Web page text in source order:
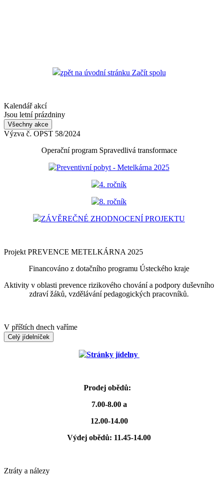
zpět na úvodní stránku Začít spolu
Kalendář akcí
Jsou letní prázdniny
Všechny akce
Výzva č. OPST 58/2024
Operační program Spravedlivá transformace
Preventivní pobyt - Metelkárna 2025
4. ročník
8. ročník
ZÁVĚREČNÉ ZHODNOCENÍ PROJEKTU
Projekt PREVENCE METELKÁRNA 2025
Financováno z dotačního programu Ústeckého kraje
Aktivity v oblasti prevence rizikového chování a podpory duševního
zdraví žáků, vzdělávání pedagogických pracovníků.
V příštích dnech vaříme
Celý jídelníček
Stránky jídelny
Prodej obědů:
7.00-8.00 a
12.00-14.00
Výdej obědů: 11.45-14.00
Ztráty a nálezy